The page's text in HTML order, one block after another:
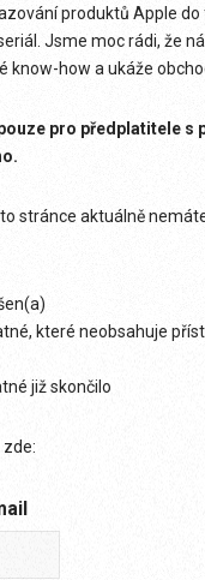
produktů Apple
Jsme moc rádi, že
how a ukáže
pro předplatitele s
stránce aktuálně
které neobsahuje
již skončilo